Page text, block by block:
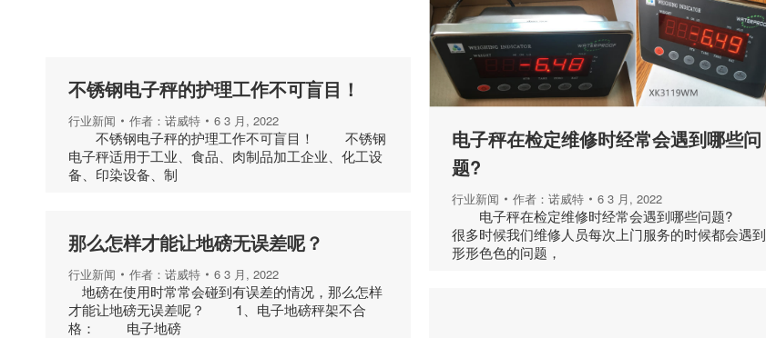
不锈钢电子秤的护理工作不可盲目！
行业新闻 作者： 诺威特 6 3 月, 2022
不锈钢电子秤的护理工作不可盲目！ 不锈钢
电子秤适用于工业、食品、肉制品加工企业、化工设
备、印染设备、制
电子秤在检定维修时经常会遇到哪些问
题?
行业新闻 作者： 诺威特 6 3 月, 2022
电子秤在检定维修时经常会遇到哪些问题?
很多时候我们维修人员每次上门服务的时候都会遇到
形形色色的问题，
那么怎样才能让地磅无误差呢？
行业新闻 作者： 诺威特 6 3 月, 2022
地磅在使用时常常会碰到有误差的情况，那么怎样
才能让地磅无误差呢？ 1、电子地磅秤架不合
格： 电子地磅